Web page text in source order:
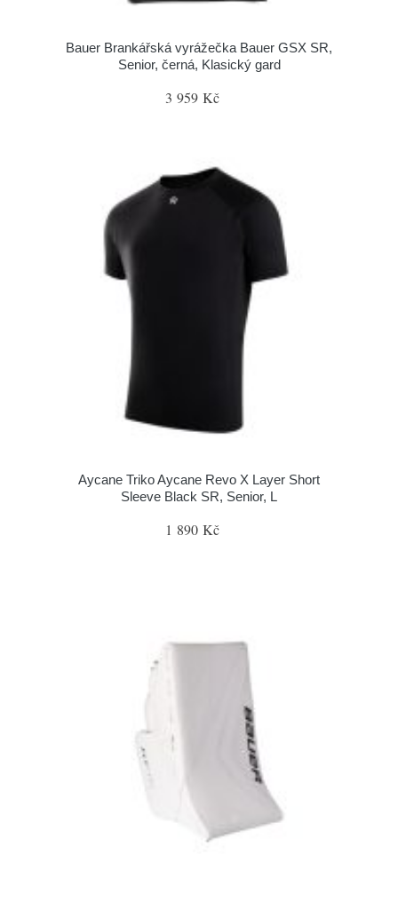
Bauer Brankářská vyrážečka Bauer GSX SR,
Senior, černá, Klasický gard
3 959 Kč
Aycane Triko Aycane Revo X Layer Short
Sleeve Black SR, Senior, L
1 890 Kč